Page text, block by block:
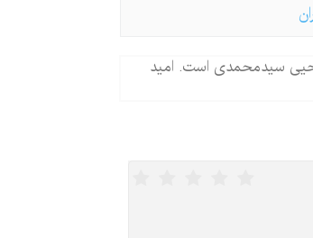
سیدمحمدی است. امید